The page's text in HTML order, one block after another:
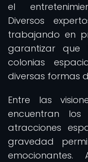
el
Diversos
trabajando en
garantizar que
colonias
diversas formas
Entre las
encuentran
atracciones
gravedad